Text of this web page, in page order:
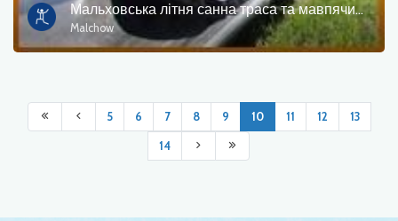
Мальховська літня санна траса та мавпячий ліс
Malchow
5 6 7 8 9 10 11 12 13
14